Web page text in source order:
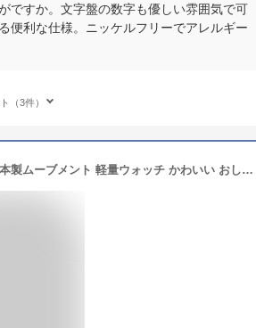
ですか。文字盤の数字も優しい雰囲気で可
便利な仕様。ニッケルフリーでアレルギー
（3件）
腕時計 レディース シリコン ウレタン ラバーベルト 日本製ムーブメント 軽量ウォッチ かわいい おしゃれ 20代 30代 40代 仕事 大人 子供 ブランド 見やすい バレンタイン プレゼント ギフト 1年間のメーカー保証付き メール便送料無料